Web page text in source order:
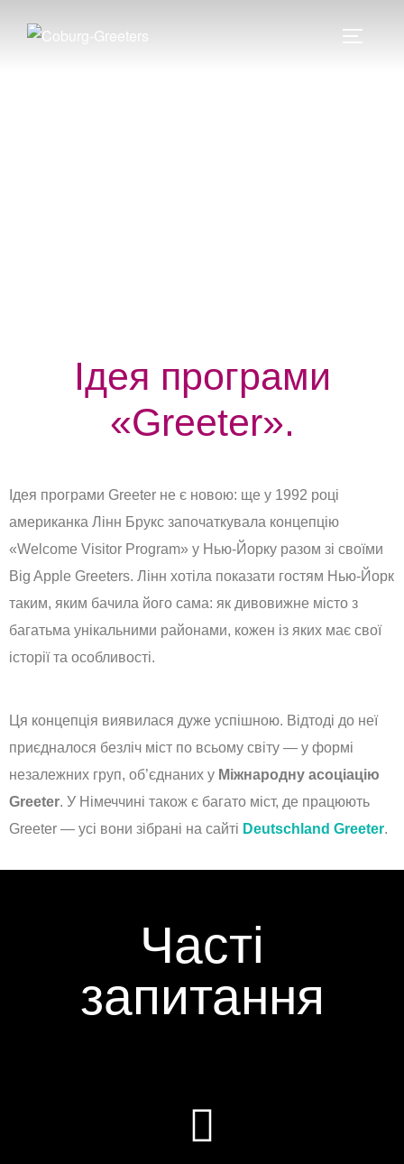
вмісту
Ідея програми
«Greeter».
Ідея програми Greeter не є новою: ще у 1992 році
американка Лінн Брукс започаткувала концепцію
«Welcome Visitor Program» у Нью-Йорку разом зі своїми
Big Apple Greeters. Лінн хотіла показати гостям Нью-Йорк
таким, яким бачила його сама: як дивовижне місто з
багатьма унікальними районами, кожен із яких має свої
історії та особливості.
Ця концепція виявилася дуже успішною. Відтоді до неї
приєдналося безліч міст по всьому світу — у формі
незалежних груп, об’єднаних у Міжнародну асоціацію
Greeter. У Німеччині також є багато міст, де працюють
Greeter — усі вони зібрані на сайті Deutschland Greeter.
Часті
запитання